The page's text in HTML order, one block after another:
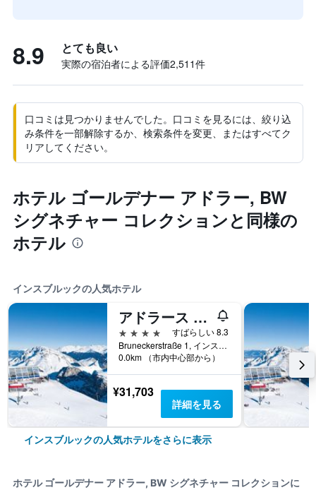
8.9 とても良い
実際の宿泊者による評価2,511​件
口コミは見つかりませんでした。口コミを見るには、絞り込
み条件を一部解除するか、検索条件を変更、またはすべてク
リアしてください。
ホテル ゴールデナー アドラー, BW
シグネチャー コレクションと同様の
ホテル
インスブルックの人気ホテル
アドラース ホテル
4つ星
すばらしい 8.3
Bruneckerstraße 1, インスブルック, チロル州, オーストリア
0.0km （市内中心部から）
¥31,703
詳細を見る
インスブルックの人気ホテルをさらに表示
ホテル ゴールデナー アドラー, BW シグネチャー コレクションに